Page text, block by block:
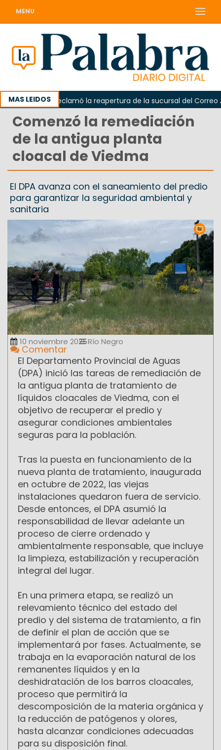
MENU
MAS LEIDOS
Odarda reclamó la reapertura de la sucursal del Correo
Comenzó la remediación
de la antigua planta
cloacal de Viedma
El DPA avanza con el saneamiento del predio
para garantizar la seguridad ambiental y
sanitaria
10 noviembre 2025Río Negro
Comentar
El Departamento Provincial de Aguas
(DPA) inició las tareas de remediación de
la antigua planta de tratamiento de
líquidos cloacales de Viedma, con el
objetivo de recuperar el predio y
asegurar condiciones ambientales
seguras para la población.
Tras la puesta en funcionamiento de la
nueva planta de tratamiento, inaugurada
en octubre de 2022, las viejas
instalaciones quedaron fuera de servicio.
Desde entonces, el DPA asumió la
responsabilidad de llevar adelante un
proceso de cierre ordenado y
ambientalmente responsable, que incluye
la limpieza, estabilización y recuperación
integral del lugar.
En una primera etapa, se realizó un
relevamiento técnico del estado del
predio y del sistema de tratamiento, a fin
de definir el plan de acción que se
implementará por fases. Actualmente, se
trabaja en la evaporación natural de los
remanentes líquidos y en la
deshidratación de los barros cloacales,
proceso que permitirá la
descomposición de la materia orgánica y
la reducción de patógenos y olores,
hasta alcanzar condiciones adecuadas
para su disposición final.